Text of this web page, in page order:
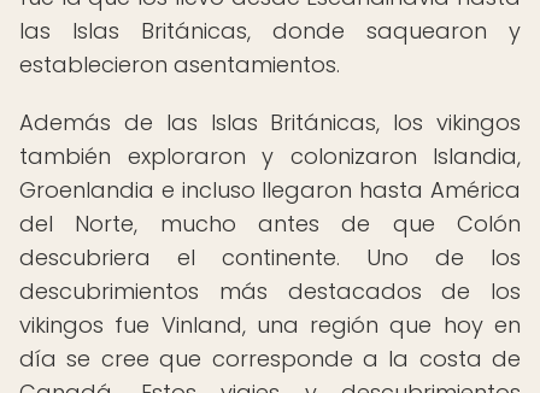
las Islas Británicas, donde saquearon y
establecieron asentamientos.
Además de las Islas Británicas, los vikingos
también exploraron y colonizaron Islandia,
Groenlandia e incluso llegaron hasta América
del Norte, mucho antes de que Colón
descubriera el continente. Uno de los
descubrimientos más destacados de los
vikingos fue Vinland, una región que hoy en
día se cree que corresponde a la costa de